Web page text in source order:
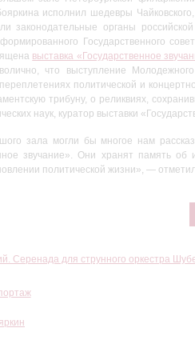
исполнил шедевры
законодательные органы
Государственного
выставка «Государственное
что выступление
политической и
трибуну, о реликвиях,
наук, куратор выставки
зала могли бы многое нам
звучание». Они хранят память об
политической жизни», —
Серенада для струнного оркестра